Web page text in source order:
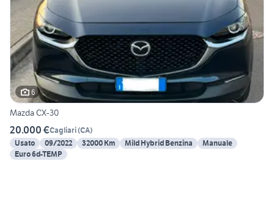
6
Mazda CX-30
20.000 €Cagliari(CA)
Usato
09/2022 32000 Km Mild Hybrid Benzina
Manuale
Euro 6d-TEMP